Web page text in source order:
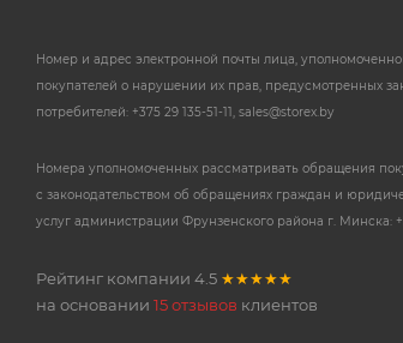
Номер и адрес электронной почты лица,
покупателей о нарушении их прав, предусмотренных
потребителей: +375 29 135-51-11, sales@storex.by
Номера уполномоченных рассматривать обращения
с законодательством об обращениях граждан и
услуг администрации Фрунзенского района г. Минска:
Рейтинг компании 4.5 ★★★★★
на основании 15 отзывов клиентов